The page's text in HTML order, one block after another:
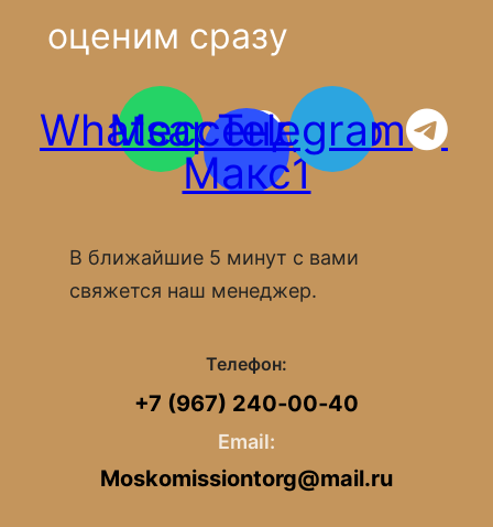
оценим сразу
Whatsapp
Мессенджер
Макс1
Telegram
В ближайшие 5 минут с вами
свяжется наш менеджер.
Телефон:
+7 (967) 240‑00‑40
Email:
Moskomissiontorg@mail.ru